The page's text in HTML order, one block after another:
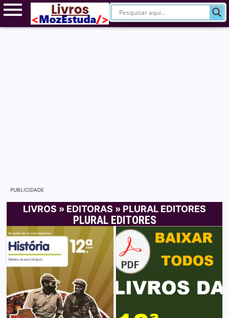
PUBLICIDADE
LIVROS » EDITORAS » PLURAL EDITORES
PLURAL EDITORES